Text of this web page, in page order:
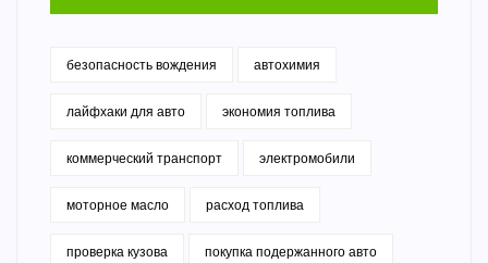
безопасность вождения автохимия
лайфхаки для авто экономия топлива
коммерческий транспорт электромобили
моторное масло расход топлива
проверка кузова покупка подержанного авто